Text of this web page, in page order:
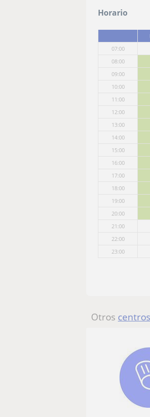
Horario
07:00
08:00
09:00
10:00
11:00
12:00
13:00
14:00
15:00
16:00
17:00
18:00
19:00
20:00
21:00
22:00
23:00
Otros